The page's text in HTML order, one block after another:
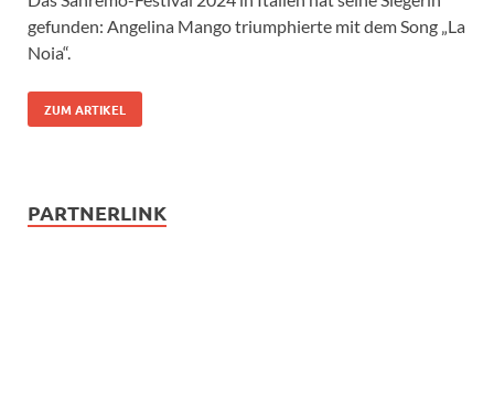
gefunden: Angelina Mango triumphierte mit dem Song „La
Noia“.
ZUM ARTIKEL
PARTNERLINK